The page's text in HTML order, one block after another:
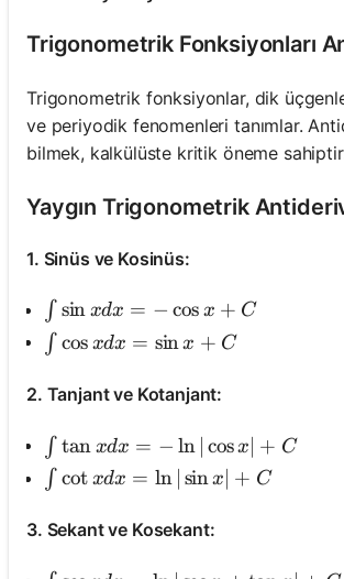
Trigonometrik Fonksiyonları
Trigonometrik fonksiyonlar, dik
ve periyodik fenomenleri tanımlar.
bilmek, kalkülüste kritik öneme
Yaygın Trigonometrik
1. Sinüs ve Kosinüs:
\int \sin x d x=-\cos x+C
∫ sin xdx = − cos x + C
\int \cos x d x=\sin x+C
∫ cos xdx = sinx + C
2. Tanjant ve Kotanjant:
\int \tan x d x=-\ln |\cos x|+C
∫ tan xdx = − ln ∣ cosx∣ + C
\int \cot x d x=\ln |\sin x|+C
∫ cot xdx = ln sinx + C
3. Sekant ve Kosekant: